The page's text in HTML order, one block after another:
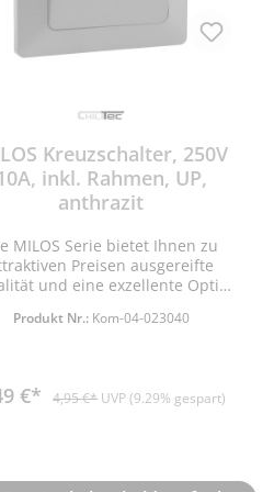
Kreuzschalter, 250V
inkl. Rahmen, UP,
anthrazit
MILOS Serie bietet Ihnen zu
Preisen ausgereifte
und eine exzellente Optik
Komponenten für Längs- und
80x80mm, Einbautiefe
17mm
Produkt Nr.: Kom-04-023040
€* 4,95 €* UVP (9.29% gespart)